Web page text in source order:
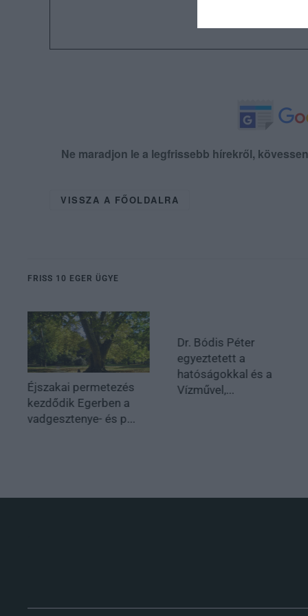
Ne maradjon le a legfrissebb hírekről,
VISSZA A FŐOLDALRA
FRISS 10 EGER ÜGYE
Éjszakai permetezés
kezdődik Egerben a
vadgesztenye- és p...
Dr. Bódis Péter
egyeztetett a
hatóságokkal és a
Vízművel,...